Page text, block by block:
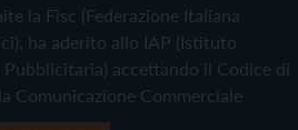
la Fisc (Federazione Italiana
ha aderito allo IAP (Istituto
accettando il Codice di
Comunicazione Commerciale